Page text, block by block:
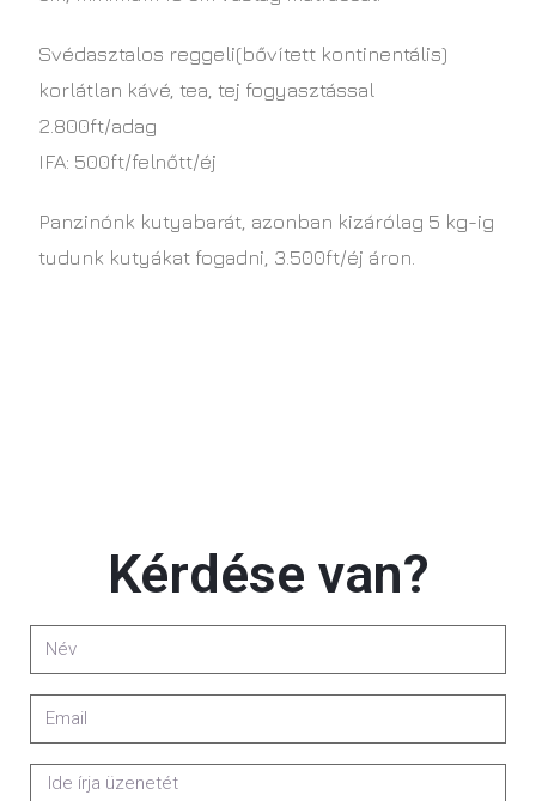
Svédasztalos reggeli(bővített kontinentális)
korlátlan kávé, tea, tej fogyasztással
2.800ft/adag
IFA: 500ft/felnőtt/éj
Panzinónk kutyabarát, azonban kizárólag 5 kg-ig
tudunk kutyákat fogadni, 3.500ft/éj áron.
Kérdése van?